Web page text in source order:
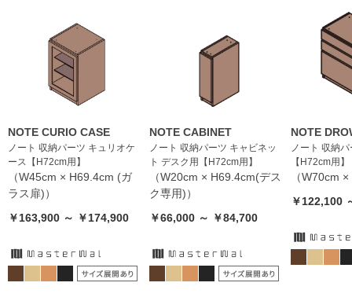
NOTE CURIO CASE
ノート 収納パーツ キュリオケ
ース【H72cm用】
（W45cm × H69.4cm (ガ
ラス扉)）
￥163,900 ～ ￥174,900
NOTE CABINET
ノート 収納パーツ キャビネッ
ト デスク用【H72cm用】
（W20cm × H69.4cm(デス
ク専用)）
￥66,000 ～ ￥84,700
NOTE
ノート 収納
【H72cm用】
（W70cm
￥122,100